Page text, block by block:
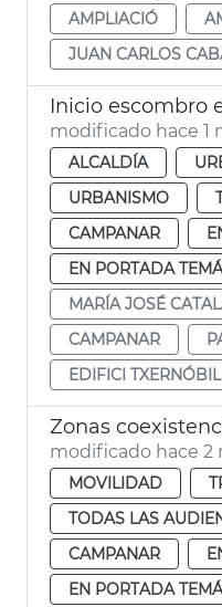
AMPLIACIÓ
JUAN CARLOS
modificado hace 1
ALCALDÍA
URBANISMO
CAMPANAR
EN PORTADA
MARÍA JOSÉ
CAMPANAR
EDIFICI TXERNÓBIL
modificado hace 2
MOVILIDAD
TODAS LAS
CAMPANAR
EN PORTADA